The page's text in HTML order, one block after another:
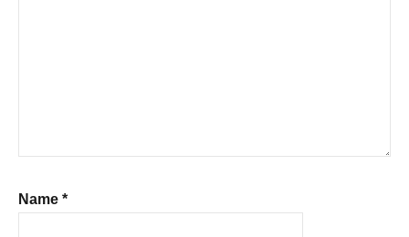
Name *